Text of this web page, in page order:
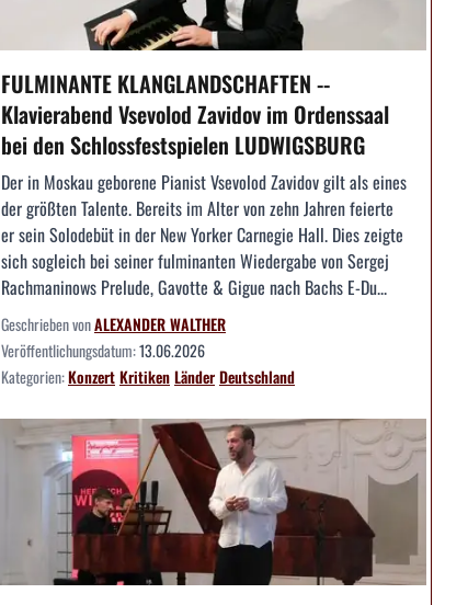
FULMINANTE KLANGLANDSCHAFTEN --
Klavierabend Vsevolod Zavidov im Ordenssaal
bei den Schlossfestspielen LUDWIGSBURG
Der in Moskau geborene Pianist Vsevolod Zavidov gilt als eines
der größten Talente. Bereits im Alter von zehn Jahren feierte
er sein Solodebüt in der New Yorker Carnegie Hall. Dies zeigte
sich sogleich bei seiner fulminanten Wiedergabe von Sergej
Rachmaninows Prelude, Gavotte & Gigue nach Bachs E-Du...
Geschrieben vonALEXANDER WALTHER
Veröffentlichungsdatum:13.06.2026
Kategorien:KonzertKritikenLänderDeutschland